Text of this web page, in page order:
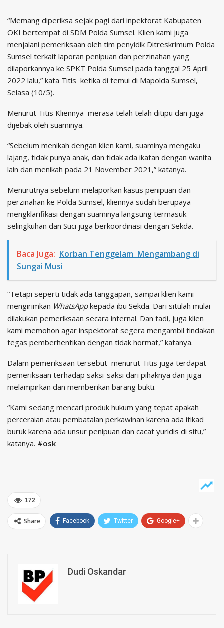
“Memang diperiksa sejak pagi dari inpektorat Kabupaten
OKI bertempat di SDM Polda Sumsel. Klien kami juga
menjalani pemeriksaan oleh tim penyidik Ditreskrimum Polda
Sumsel terkait laporan penipuan dan perzinahan yang
dilaporkannya ke SPKT Polda Sumsel pada tanggal 25 April
2022 lalu,” kata Titis ketika di temui di Mapolda Sumsel,
Selasa (10/5).
Menurut Titis Kliennya merasa telah telah ditipu dan juga
dijebak oleh suaminya.
“Sebelum menikah dengan klien kami, suaminya mengaku
lajang, tidak punya anak, dan tidak ada ikatan dengan wanita
lain dan menikah pada 21 November 2021,” katanya.
Menurutnya sebelum melaporkan kasus penipuan dan
perzinahan ke Polda Sumsel, kliennya sudah berupaya
mengklarifikasi dengan suaminya langsung termasuk
selingkuhan dan Suci juga berkoordinasi dengan Sekda.
Baca Juga: Korban Tenggelam Mengambang di
Sungai Musi
“Tetapi seperti tidak ada tanggapan, sampai klien kami
mengirimkan WhatsAppkepada ibu Sekda. Dari situlah mulai
dilakukan pemeriksaan secara internal. Dan tadi, juga klien
kami memohon agar inspektorat segera mengambil tindakan
tegas pemberhentikan dengan tidak hormat,” katanya.
Dalam pemeriksaan tersebut menurut Titis juga terdapat
pemeriksaan terhadap saksi-saksi dari pihaknya dan juga
melampirkan dan memberikan barang bukti.
“Kami sedang mencari produk hukum yang tepat apakah
perceraian atau pembatalan perkawinan karena ada itikad
buruk karena ada unsur penipuan dan cacat yuridis di situ,”
katanya. #osk
172
Share Facebook Twitter Google+
Dudi Oskandar